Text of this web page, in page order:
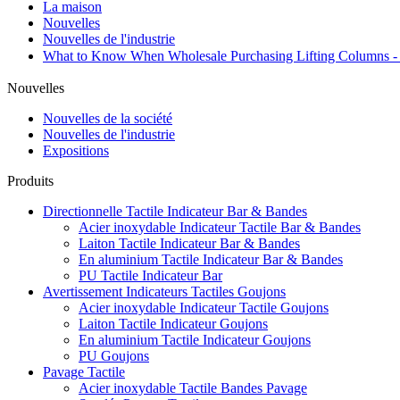
La maison
Nouvelles
Nouvelles de l'industrie
What to Know When Wholesale Purchasing Lifting Columns
Nouvelles
Nouvelles de la société
Nouvelles de l'industrie
Expositions
Produits
Directionnelle Tactile Indicateur Bar & Bandes
Acier inoxydable Indicateur Tactile Bar & Bandes
Laiton Tactile Indicateur Bar & Bandes
En aluminium Tactile Indicateur Bar & Bandes
PU Tactile Indicateur Bar
Avertissement Indicateurs Tactiles Goujons
Acier inoxydable Indicateur Tactile Goujons
Laiton Tactile Indicateur Goujons
En aluminium Tactile Indicateur Goujons
PU Goujons
Pavage Tactile
Acier inoxydable Tactile Bandes Pavage